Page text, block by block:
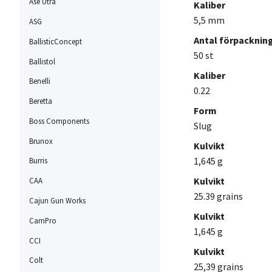
ASG
BallisticConcept
Ballistol
Benelli
Beretta
Boss Components
Brunox
Burris
CAA
Cajun Gun Works
CamPro
CCI
Colt
Kaliber
5,5 mm
Antal
50 st
Kaliber
0.22
Form
Slug
Kulvikt
1,645 g
Kulvikt
25.39 grains
Kulvikt
1,645 g
Kulvikt
25,39 grains